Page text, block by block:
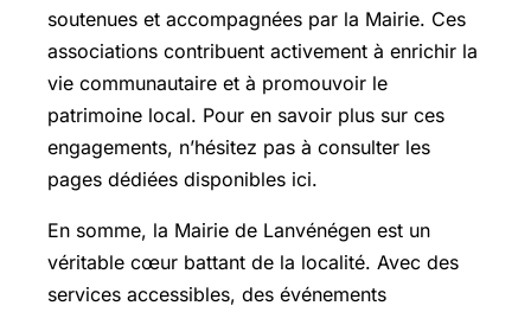
soutenues et accompagnées par la Mairie. Ces
associations contribuent activement à enrichir la
vie communautaire et à promouvoir le
patrimoine local. Pour en savoir plus sur ces
engagements, n’hésitez pas à consulter les
pages dédiées disponibles ici.
En somme, la Mairie de Lanvénégen est un
véritable cœur battant de la localité. Avec des
services accessibles, des événements